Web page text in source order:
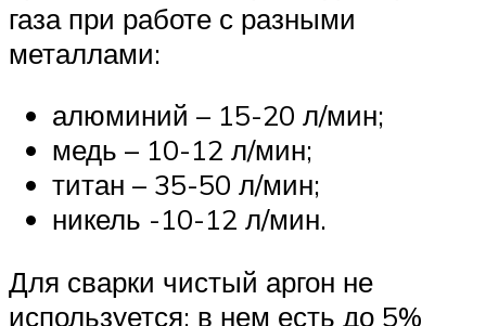
газа при работе с разными
металлами:
алюминий – 15-20 л/мин;
медь – 10-12 л/мин;
титан – 35-50 л/мин;
никель -10-12 л/мин.
Для сварки чистый аргон не
используется: в нем есть до 5%